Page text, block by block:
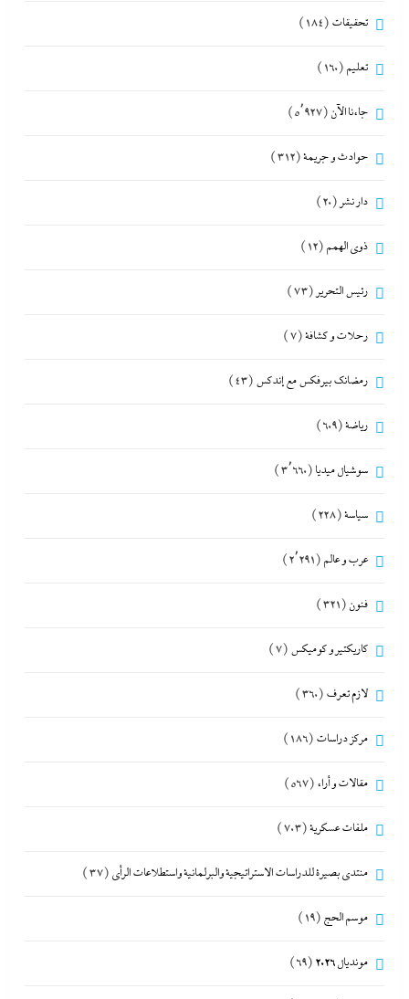
تحقيقات (184)
تعليم (160)
جاءنا الآن (5٬927)
حوادث و جريمة(312)
دار نشر (20)
ذوى الهمم (12)
رئيس التحرير (73)
رحلات و كشافة(7)
رمضانك بيرفكس مع إندكس (43)
رياضة(609)
سوشيال ميديا (3٬660)
سياسة(228)
عرب و عالم (2٬291)
فنون (321)
كاريكتير و كوميكس (7)
لازم تعرف (360)
مركز دراسات (186)
مقالات و أراء (567)
ملفات عسكرية(703)
منتدى بصيرة للدراسات الاستراتيجية والبرلمانية واستطلاعات الرأى (37)
موسم الحج (19)
مونديال 2026 (69)